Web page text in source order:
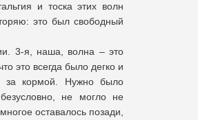
и тоска этих волн
это был свободный
3-я, наша, волна – это
это всегда было дегко и
за кормой. Нужно было
не могло не
оставалось позади,